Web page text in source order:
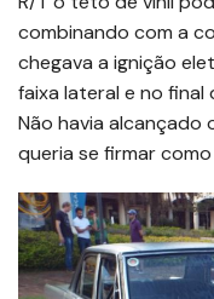
combinando com a
chegava a ignição
faixa lateral e no final
Não havia alcançado
queria se firmar